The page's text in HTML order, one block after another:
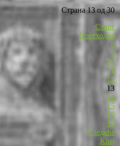
Страна 13 од 30
Старт
Претходна
8
9
10
11
12
13
14
15
16
17
Следећа
Крај